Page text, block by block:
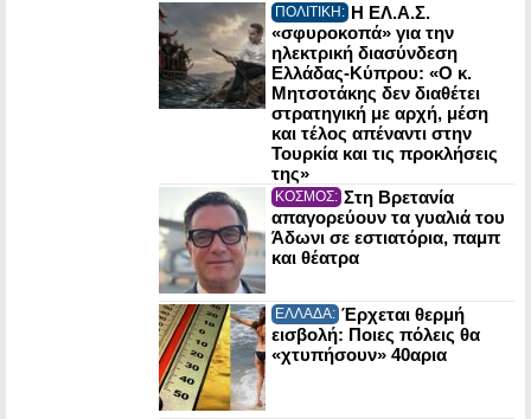
ΠΟΛΙΤΙΚΗ: Η ΕΛ.Α.Σ.
«σφυροκοπά» για την
ηλεκτρική διασύνδεση
Ελλάδας-Κύπρου: «Ο κ.
Μητσοτάκης δεν διαθέτει
στρατηγική με αρχή, μέση
και τέλος απέναντι στην
Τουρκία και τις προκλήσεις
της»
ΚΟΣΜΟΣ: Στη Βρετανία
απαγορεύουν τα γυαλιά του
Άδωνι σε εστιατόρια, παμπ
και θέατρα
ΕΛΛΑΔΑ: Έρχεται θερμή
εισβολή: Ποιες πόλεις θα
«χτυπήσουν» 40αρια